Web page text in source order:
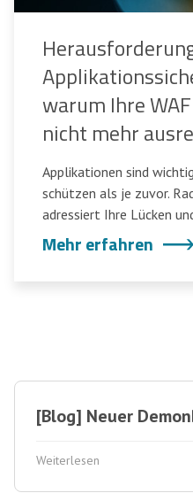
warum Ihre
nicht mehr
Applikationen sind
schützen als je zuvor.
adressiert Ihre Lücken
Mehr erfahren
[Blog] Neuer
Weiterlesen